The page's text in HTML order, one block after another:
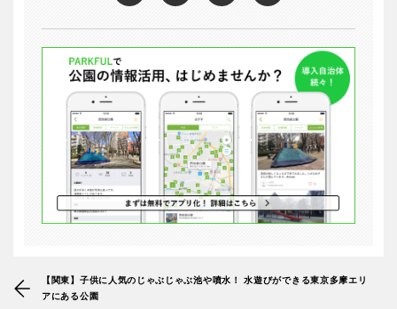
【関東】子供に人気のじゃぶじゃぶ池や噴水！ 水遊びができる東京多摩エリ
アにある公園